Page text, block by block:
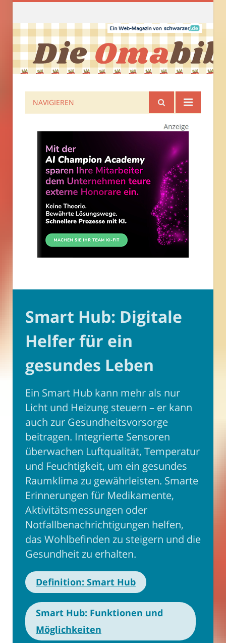
NAVIGIEREN
Smart Hub: Digitale
Helfer für ein
gesundes Leben
Ein Smart Hub kann mehr als nur
Licht und Heizung steuern – er kann
auch zur Gesundheitsvorsorge
beitragen. Integrierte Sensoren
überwachen Luftqualität, Temperatur
und Feuchtigkeit, um ein gesundes
Raumklima zu gewährleisten. Smarte
Erinnerungen für Medikamente,
Aktivitätsmessungen oder
Notfallbenachrichtigungen helfen,
das Wohlbefinden zu steigern und die
Gesundheit zu erhalten.
Definition: Smart Hub
Smart Hub: Funktionen und
Möglichkeiten